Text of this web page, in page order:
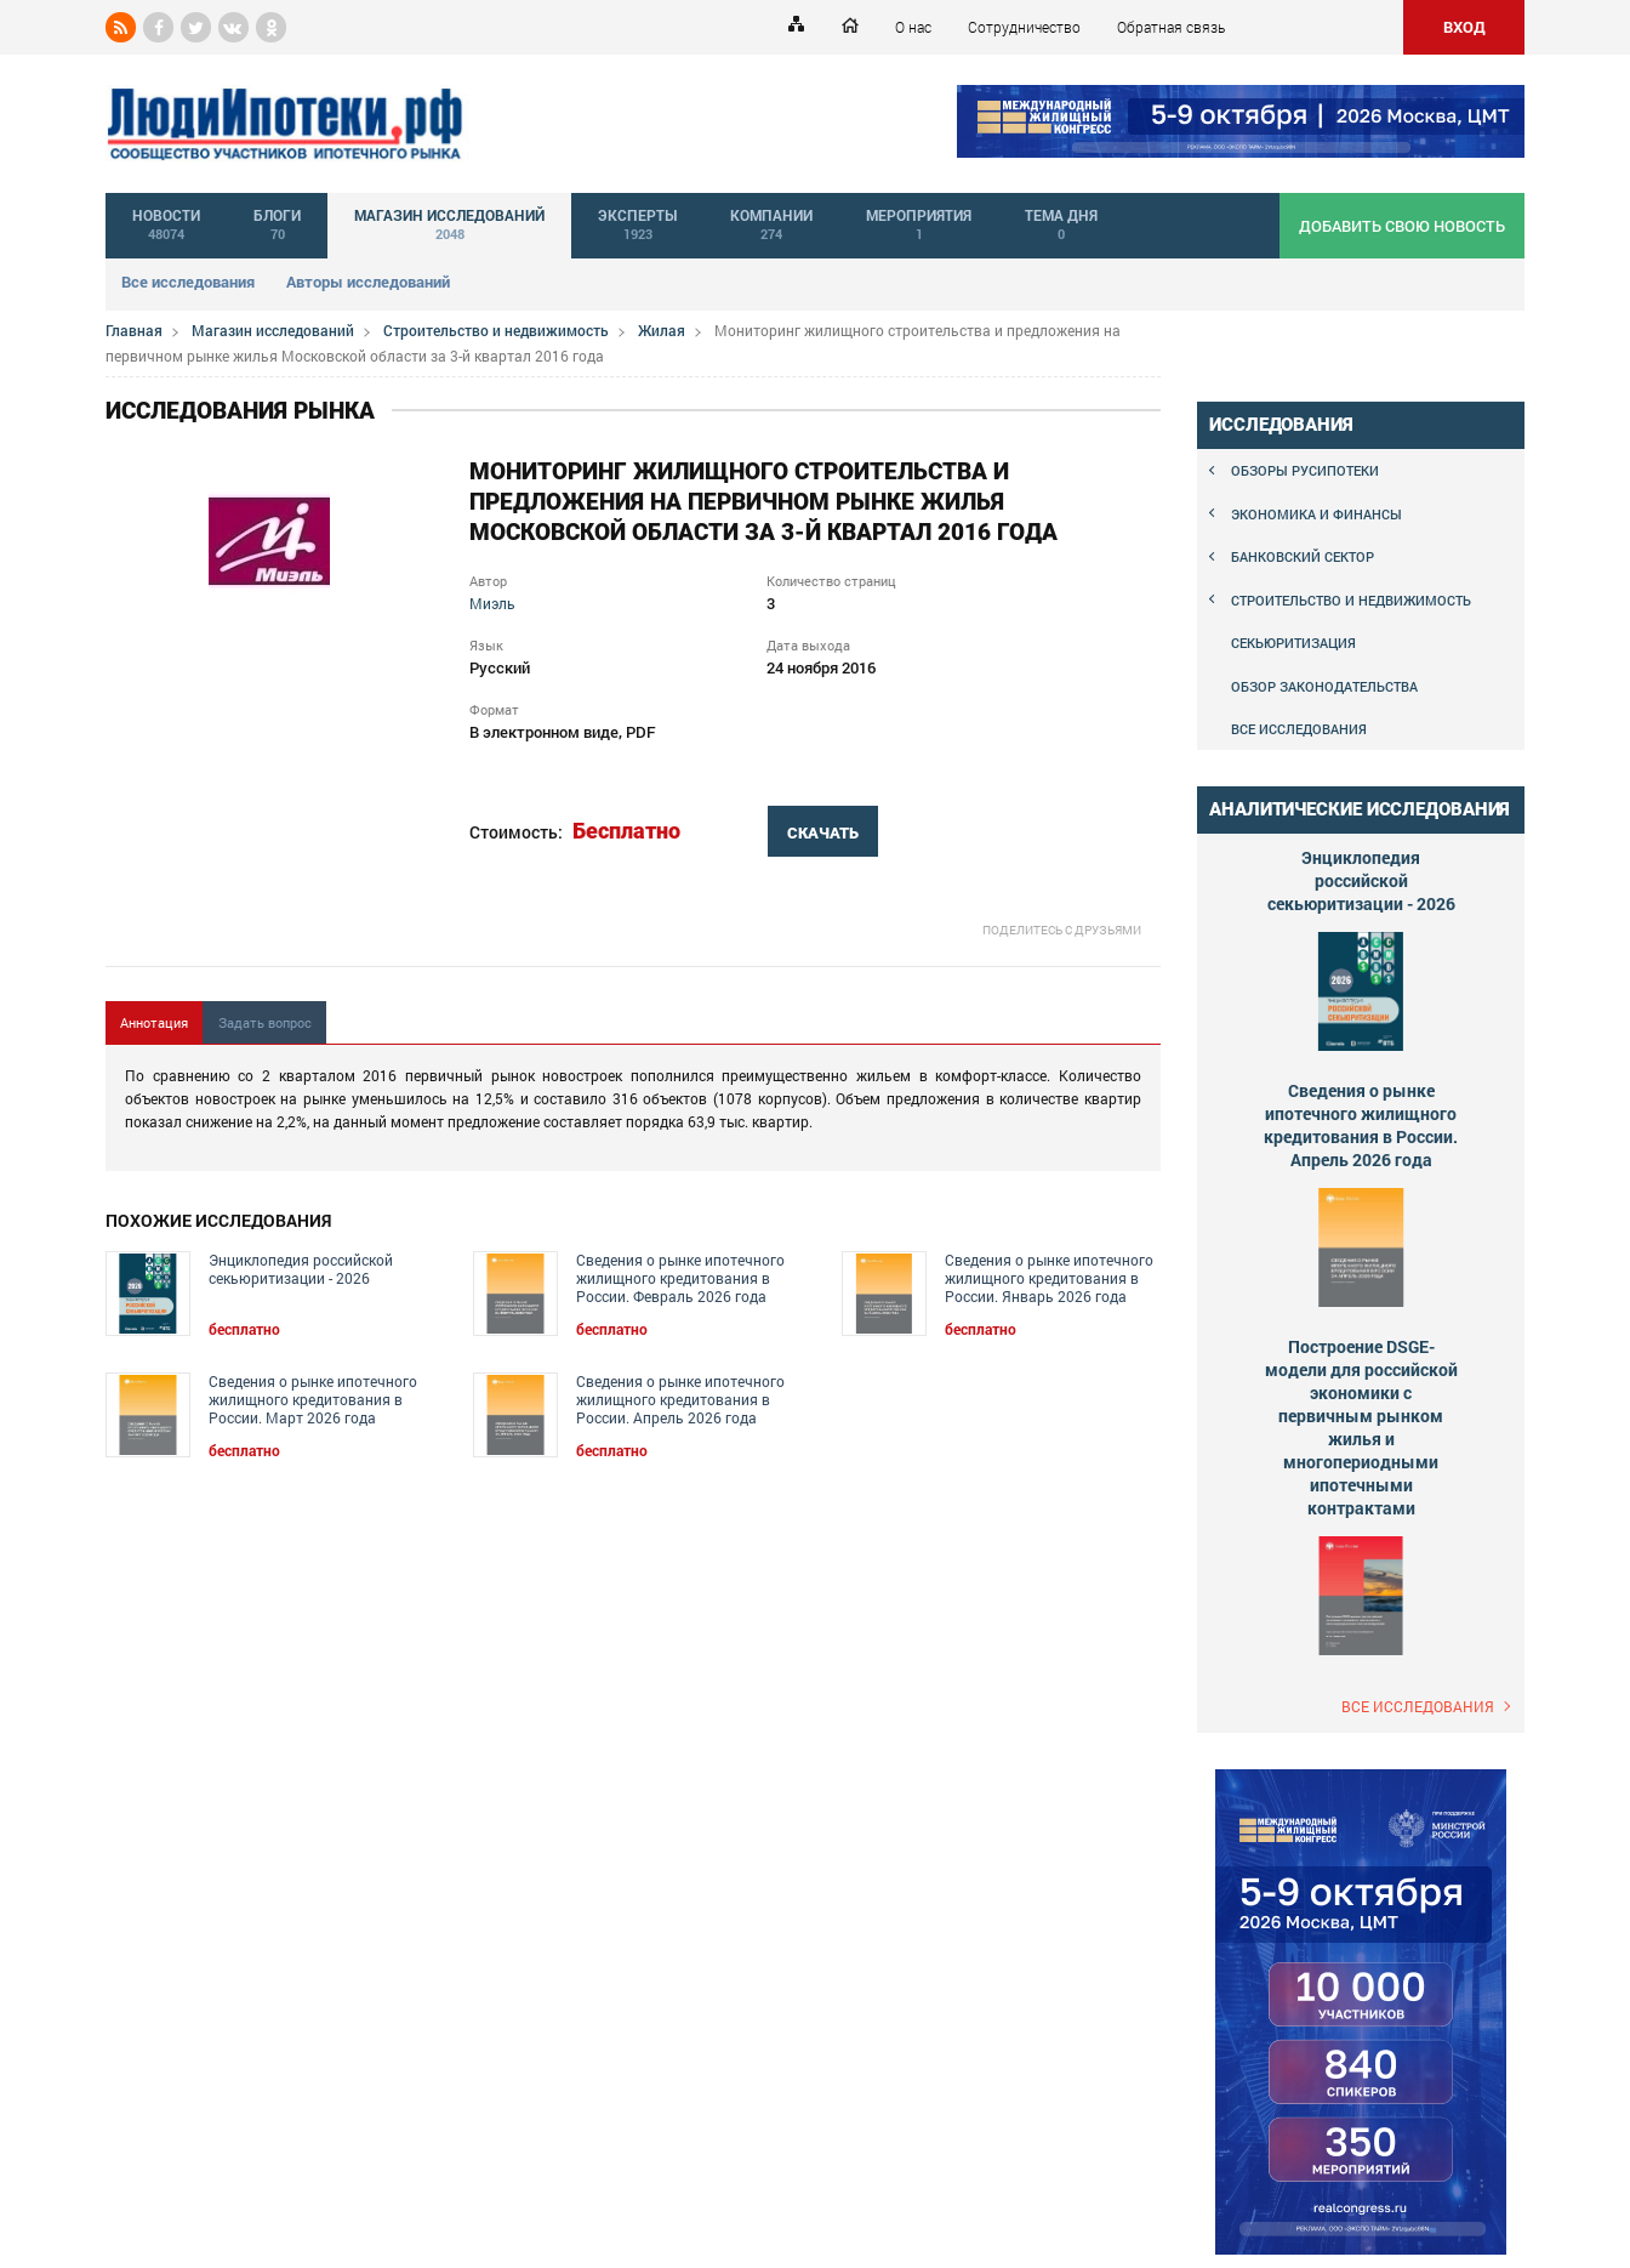
О нас Сотрудничество Обратная связь ВХОД
НОВОСТИ
48074
БЛОГИ
70
МАГАЗИН ИССЛЕДОВАНИЙ
2048
Все исследования Авторы исследований
ЭКСПЕРТЫ
1923
КОМПАНИИ
274
МЕРОПРИЯТИЯ
1
ТЕМА ДНЯ
0 ДОБАВИТЬ СВОЮ НОВОСТЬ
Главная Магазин исследований Строительство и недвижимость Жилая
Мониторинг жилищного строительства и предложения на
первичном рынке жилья Московской области за 3-й квартал 2016 года
ИССЛЕДОВАНИЯ РЫНКА
МОНИТОРИНГ ЖИЛИЩНОГО СТРОИТЕЛЬСТВА И
ПРЕДЛОЖЕНИЯ НА ПЕРВИЧНОМ РЫНКЕ ЖИЛЬЯ
МОСКОВСКОЙ ОБЛАСТИ ЗА 3-Й КВАРТАЛ 2016 ГОДА
Автор
Миэль
Количество страниц
3
Язык
Русский
Дата выхода
24 ноября 2016
Формат
В электронном виде, PDF
Стоимость: Бесплатно СКАЧАТЬ
ПОДЕЛИТЕСЬ С ДРУЗЬЯМИ
Аннотация Задать вопрос
По сравнению со 2 кварталом 2016 первичный рынок новостроек пополнился преимущественно жильем в комфорт-классе. Количество
объектов новостроек на рынке уменьшилось на 12,5% и составило 316 объектов (1078 корпусов). Объем предложения в количестве квартир
показал снижение на 2,2%, на данный момент предложение составляет порядка 63,9 тыс. квартир.
ПОХОЖИЕ ИССЛЕДОВАНИЯ
Энциклопедия российской
секьюритизации - 2026
бесплатно
Сведения о рынке ипотечного
жилищного кредитования в
России. Февраль 2026 года
бесплатно
Сведения о рынке ипотечного
жилищного кредитования в
России. Январь 2026 года
бесплатно
Сведения о рынке ипотечного
жилищного кредитования в
России. Март 2026 года
бесплатно
Сведения о рынке ипотечного
жилищного кредитования в
России. Апрель 2026 года
бесплатно
ИССЛЕДОВАНИЯ
ОБЗОРЫ РУСИПОТЕКИ
ЭКОНОМИКА И ФИНАНСЫ
БАНКОВСКИЙ СЕКТОР
СТРОИТЕЛЬСТВО И НЕДВИЖИМОСТЬ
СЕКЬЮРИТИЗАЦИЯ
ОБЗОР ЗАКОНОДАТЕЛЬСТВА
ВСЕ ИССЛЕДОВАНИЯ
АНАЛИТИЧЕСКИЕ ИССЛЕДОВАНИЯ
Энциклопедия
российской
секьюритизации - 2026
Сведения о рынке
ипотечного жилищного
кредитования в России.
Апрель 2026 года
Построение DSGE-
модели для российской
экономики с
первичным рынком
жилья и
многопериодными
ипотечными
контрактами
ВСЕ ИССЛЕДОВАНИЯ